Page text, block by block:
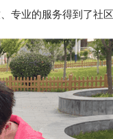
专业的服务得到了社区